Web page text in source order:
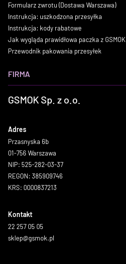
Formularz zwrotu (Dostawa Warszawa)
Instrukcja: uszkodzona przesyłka
Instrukcja: kody rabatowe
Jak wygląda prawidłowa paczka z GSMOK
Przewodnik pakowania przesyłek
FIRMA
GSMOK Sp. z o.o.
Adres
Przasnyska 6b
01-756 Warszawa
NIP: 525-282-03-37
REGON: 385909746
KRS: 0000837213
Kontakt
22 257 05 05
sklep@gsmok.pl